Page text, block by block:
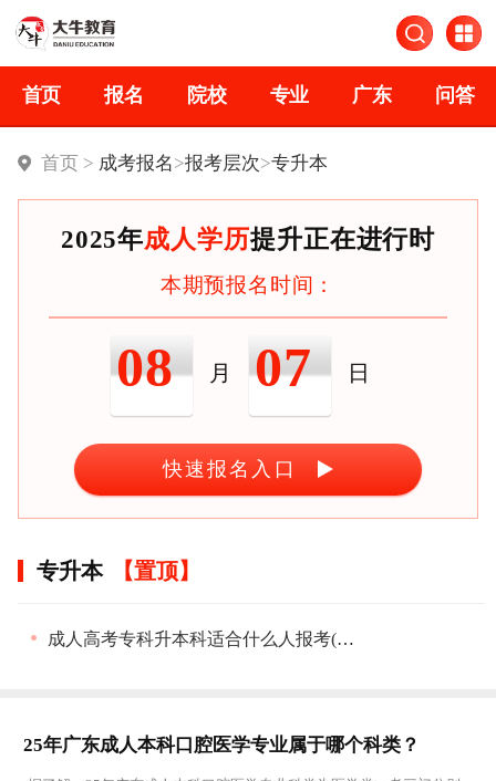
首页 报名 院校 专业 广东 问答
首页 > 成考报名>报考层次>专升本
2025年成人学历提升正在进行时
本期预报名时间：
08 月 07 日
快速报名入口
专升本
成人高考专科升本科适合什么人报考(专升本有用吗)
25年广东成人本科口腔医学专业属于哪个科类？